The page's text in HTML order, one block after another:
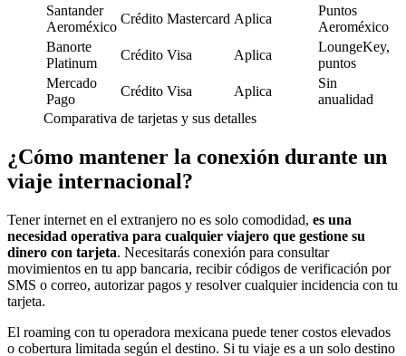
Santander
Aeroméxico
Crédito Mastercard Aplica
Puntos
Aeroméxico
Banorte
Platinum
Crédito Visa Aplica
LoungeKey,
puntos
Mercado
Pago
Crédito Visa Aplica
Sin
anualidad
Comparativa de tarjetas y sus detalles
¿Cómo mantener la conexión durante un
viaje internacional?
Tener internet en el extranjero no es solo comodidad, es una
necesidad operativa para cualquier viajero que gestione su
dinero con tarjeta. Necesitarás conexión para consultar
movimientos en tu app bancaria, recibir códigos de verificación por
SMS o correo, autorizar pagos y resolver cualquier incidencia con tu
tarjeta.
El roaming con tu operadora mexicana puede tener costos elevados
o cobertura limitada según el destino. Si tu viaje es a un solo destino